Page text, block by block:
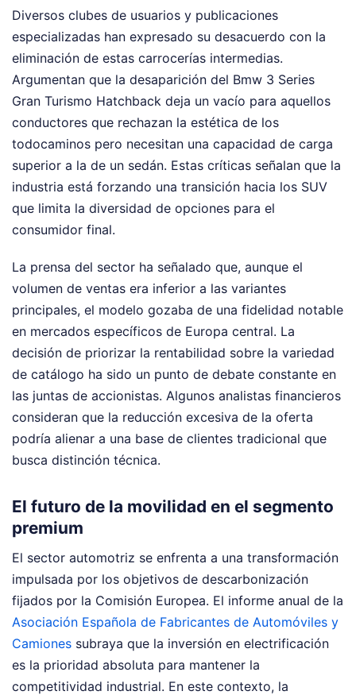
Diversos clubes de usuarios y publicaciones
especializadas han expresado su desacuerdo con la
eliminación de estas carrocerías intermedias.
Argumentan que la desaparición del Bmw 3 Series
Gran Turismo Hatchback deja un vacío para aquellos
conductores que rechazan la estética de los
todocaminos pero necesitan una capacidad de carga
superior a la de un sedán. Estas críticas señalan que la
industria está forzando una transición hacia los SUV
que limita la diversidad de opciones para el
consumidor final.
La prensa del sector ha señalado que, aunque el
volumen de ventas era inferior a las variantes
principales, el modelo gozaba de una fidelidad notable
en mercados específicos de Europa central. La
decisión de priorizar la rentabilidad sobre la variedad
de catálogo ha sido un punto de debate constante en
las juntas de accionistas. Algunos analistas financieros
consideran que la reducción excesiva de la oferta
podría alienar a una base de clientes tradicional que
busca distinción técnica.
El futuro de la movilidad en el segmento
premium
El sector automotriz se enfrenta a una transformación
impulsada por los objetivos de descarbonización
fijados por la Comisión Europea. El informe anual de la
Asociación Española de Fabricantes de Automóviles y
Camiones subraya que la inversión en electrificación
es la prioridad absoluta para mantener la
competitividad industrial. En este contexto, la